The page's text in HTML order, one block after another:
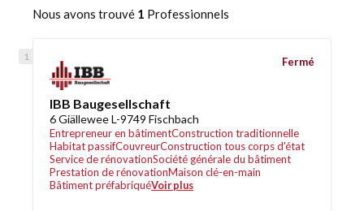
Nous avons trouvé 1 Professionnels
IBB Baugesellschaft
6 Giällewee L-9749 Fischbach
Entrepreneur en bâtimentConstruction traditionnelle
Habitat passifCouvreurConstruction tous corps d'état
Service de rénovationSociété générale du bâtiment
Prestation de rénovationMaison clé-en-main
Bâtiment préfabriquéVoir plus
Fermé